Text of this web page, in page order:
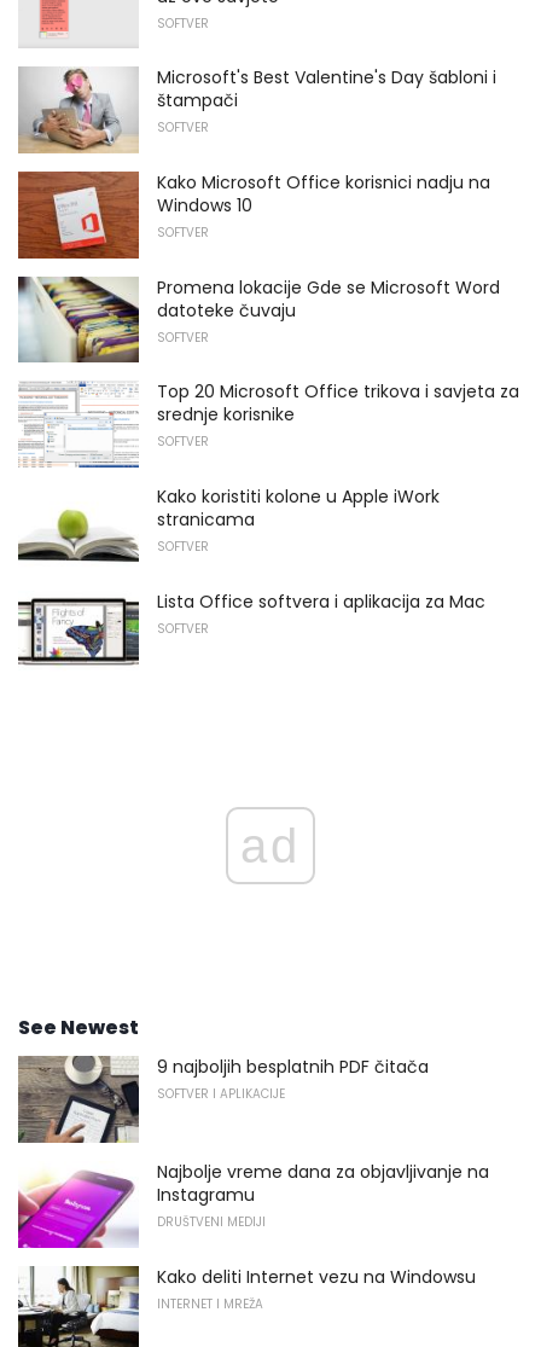
SOFTVER
Microsoft's Best Valentine's Day šabloni i
štampači
SOFTVER
Kako Microsoft Office korisnici nadju na
Windows 10
SOFTVER
Promena lokacije Gde se Microsoft Word
datoteke čuvaju
SOFTVER
Top 20 Microsoft Office trikova i savjeta za
srednje korisnike
SOFTVER
Kako koristiti kolone u Apple iWork
stranicama
SOFTVER
Lista Office softvera i aplikacija za Mac
SOFTVER
ad
See Newest
9 najboljih besplatnih PDF čitača
SOFTVER I APLIKACIJE
Najbolje vreme dana za objavljivanje na
Instagramu
DRUŠTVENI MEDIJI
Kako deliti Internet vezu na Windowsu
INTERNET I MREŽA